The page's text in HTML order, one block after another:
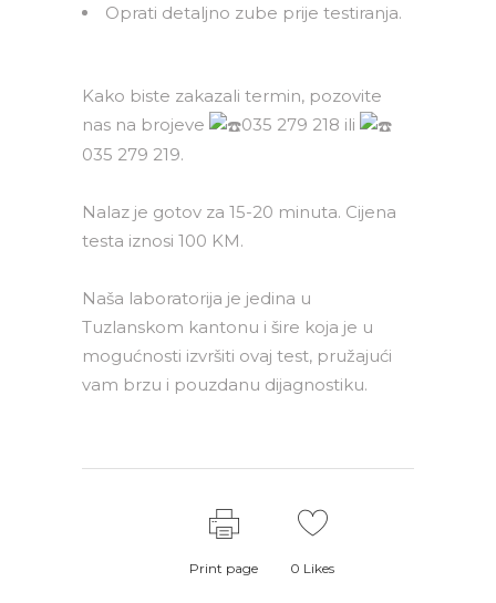
Oprati detaljno zube prije testiranja.
Kako biste zakazali termin, pozovite
nas na brojeve
035 279 218 ili
035 279 219.
Nalaz je gotov za 15-20 minuta. Cijena
testa iznosi 100 KM.
Naša laboratorija je jedina u
Tuzlanskom kantonu i šire koja je u
mogućnosti izvršiti ovaj test, pružajući
vam brzu i pouzdanu dijagnostiku.
Print page 0 Likes